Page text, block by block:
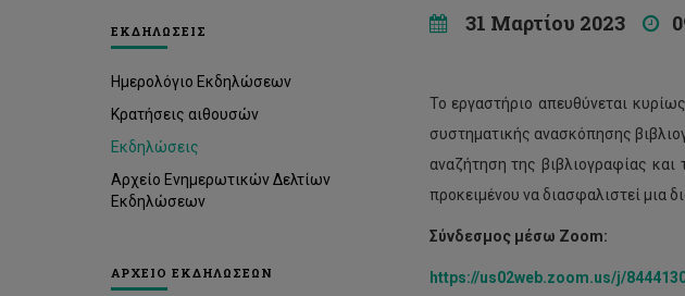
ΕΚΔΗΛΩΣΕΙΣ
Ημερολόγιο Εκδηλώσεων
Κρατήσεις αιθουσών
Εκδηλώσεις
Αρχείο Ενημερωτικών Δελτίων
Εκδηλώσεων
ΑΡΧΕΙΟ ΕΚΔΗΛΩΣΕΩΝ
31 Μαρτίου 2023
Το εργαστήριο απευθύνεται
συστηματικής ανασκόπησης
αναζήτηση της βιβλιογραφίας
προκειμένου να διασφαλιστεί μια
Σύνδεσμος μέσω Zoom:
https://us02web.zoom.us/j/